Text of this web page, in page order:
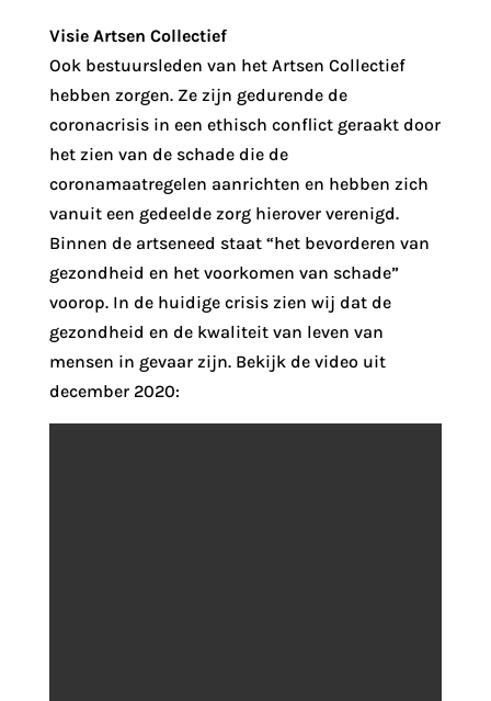
Visie Artsen Collectief
Ook bestuursleden van het Artsen Collectief
hebben zorgen. Ze zijn gedurende de
coronacrisis in een ethisch conflict geraakt door
het zien van de schade die de
coronamaatregelen aanrichten en hebben zich
vanuit een gedeelde zorg hierover verenigd.
Binnen de artseneed staat “het bevorderen van
gezondheid en het voorkomen van schade”
voorop. In de huidige crisis zien wij dat de
gezondheid en de kwaliteit van leven van
mensen in gevaar zijn. Bekijk de video uit
december 2020: